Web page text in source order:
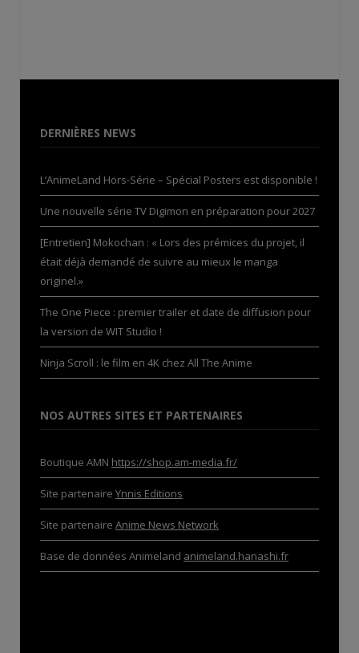
DERNIÈRES NEWS
L’AnimeLand Hors-Série – Spécial Posters est disponible !
Une nouvelle série TV Digimon en préparation pour 2027
[Entretien] Mokochan : « Lors des prémices du projet, il
était déjà demandé de suivre au mieux le manga
originel.»
The One Piece : premier trailer et date de diffusion pour
la version de WIT Studio !
Ninja Scroll : le film en 4K chez All The Anime
NOS AUTRES SITES ET PARTENAIRES
Boutique AMN https://shop.am-media.fr/
Site partenaire Ynnis Editions
Site partenaire Anime News Network
Base de données Animeland animeland.hanashi.fr